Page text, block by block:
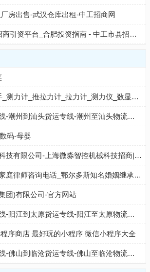
房出售-武汉仓库出租-中工招商网
合肥招商网_合肥招商引资平台_合肥投资指南 - 中工市县招商网
扭矩扳手_扭力扳手_测力计_推拉力计_拉力计_测力仪_数显扭力扳手_数显扳手_预置式扳手—上海恒刚仪器仪表有限公司
潮州到汕头物流专线-潮州到汕头货运专线-潮州至汕头物流公司-就发物流网
码-母婴
上海微淼智控机械科技有限公司-上海微淼智控机械科技招商|上海微淼智控机械科技代理
鄂尔多斯专业婚姻家庭律师咨询电话_鄂尔多斯知名婚姻继承纠纷律师_鄂尔多斯婚姻财产诉讼律师费用-最好的婚姻律师事务所
团)有限公司-官方网站
阳江到太原物流专线-阳江到太原货运专线-阳江至太原物流公司-就发物流网
序商店 最好玩的小程序 微信小程序大全
佛山到临沧物流专线-佛山到临沧货运专线-佛山至临沧物流公司-就发物流网